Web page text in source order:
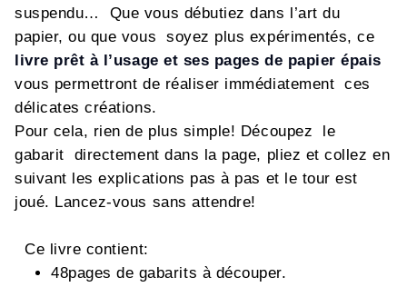
suspendu… Que vous débutiez dans l’art du
papier, ou que vous soyez plus expérimentés, ce
livre prêt à l’usage et ses pages de papier épais
vous permettront de réaliser immédiatement ces
délicates créations.
Pour cela, rien de plus simple! Découpez le
gabarit directement dans la page, pliez et collez en
suivant les explications pas à pas et le tour est
joué. Lancez-vous sans attendre!
Ce livre contient:
48pages de gabarits à découper.